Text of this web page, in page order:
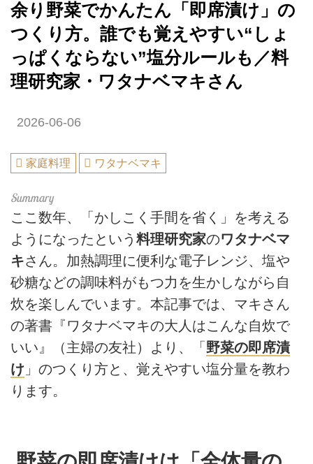
余り野菜でかんたん「即席漬け」の
つくり方。誰でも覚えやすい“しょ
っぱくならない”塩分ルールも／料
理研究家・ワタナベマキさん
2026-06-06
家庭料理 ワタナベマキ
ここ数年、「かしこく手間を省く」を考える
ようになったという 料理研究家のワタナベマ
キさん。加熱調理に便利な電子レンジ、塩や
砂糖などの調味料がもつ力を生かしながら自
炊を楽しんでいます。本記事では、マキさん
の著書『ワタナベマキの大人はこんな自炊で
いい』（主婦の友社）より、「野菜の即席漬
け 」のつくり方と、覚えやすい塩分量を教わ
ります。